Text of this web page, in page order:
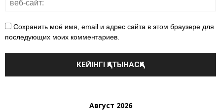
Сохранить моё имя, email и адрес сайта в этом браузере для
последующих моих комментариев.
Август 2026